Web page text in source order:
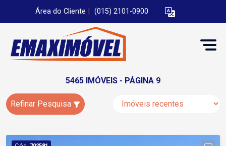
Área do Cliente (015) 2101-0900
5465 IMÓVEIS - PÁGINA 9
Refinar Pesquisa